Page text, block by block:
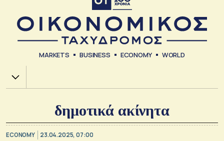
MARKETS BUSINESS ECONOMY WORLD
Χ.Α.
δημοτικά ακίνητα
ECONOMY 23.04.2025, 07:00